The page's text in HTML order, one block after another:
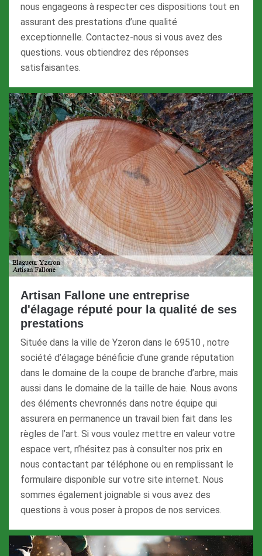
nous engageons à respecter ces dispositions tout en
assurant des prestations d’une qualité
exceptionnelle. Contactez-nous si vous avez des
questions. vous obtiendrez des réponses
satisfaisantes.
Artisan Fallone une entreprise
d'élagage réputé pour la qualité de ses
prestations
Située dans la ville de Yzeron dans le 69510 , notre
société d’élagage bénéficie d'une grande réputation
dans le domaine de la coupe de branche d’arbre, mais
aussi dans le domaine de la taille de haie. Nous avons
des éléments chevronnés dans notre équipe qui
assurera en permanence un travail bien fait dans les
règles de l’art. Si vous voulez mettre en valeur votre
espace vert, n’hésitez pas à consulter nos prix en
nous contactant par téléphone ou en remplissant le
formulaire disponible sur votre site internet. Nous
sommes également joignable si vous avez des
questions à vous poser à propos de nos services.